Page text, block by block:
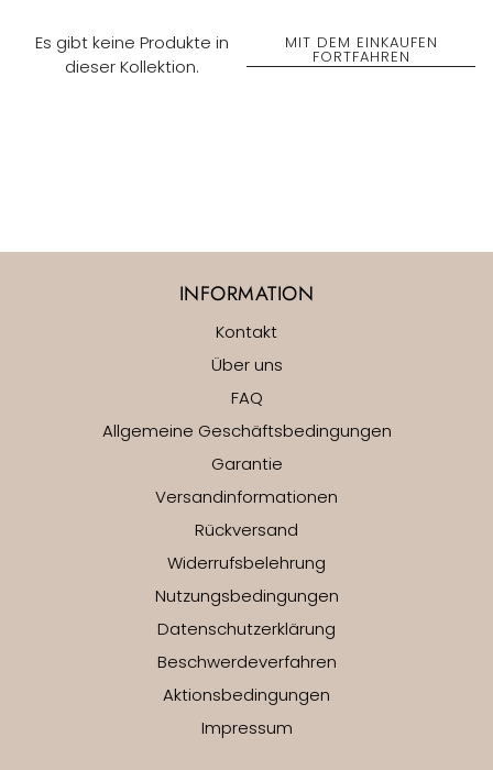
Es gibt keine Produkte in
dieser Kollektion.
MIT DEM EINKAUFEN
FORTFAHREN
INFORMATION
Kontakt
Über uns
FAQ
Allgemeine Geschäftsbedingungen
Garantie
Versandinformationen
Rückversand
Widerrufsbelehrung
Nutzungsbedingungen
Datenschutzerklärung
Beschwerdeverfahren
Aktionsbedingungen
Impressum